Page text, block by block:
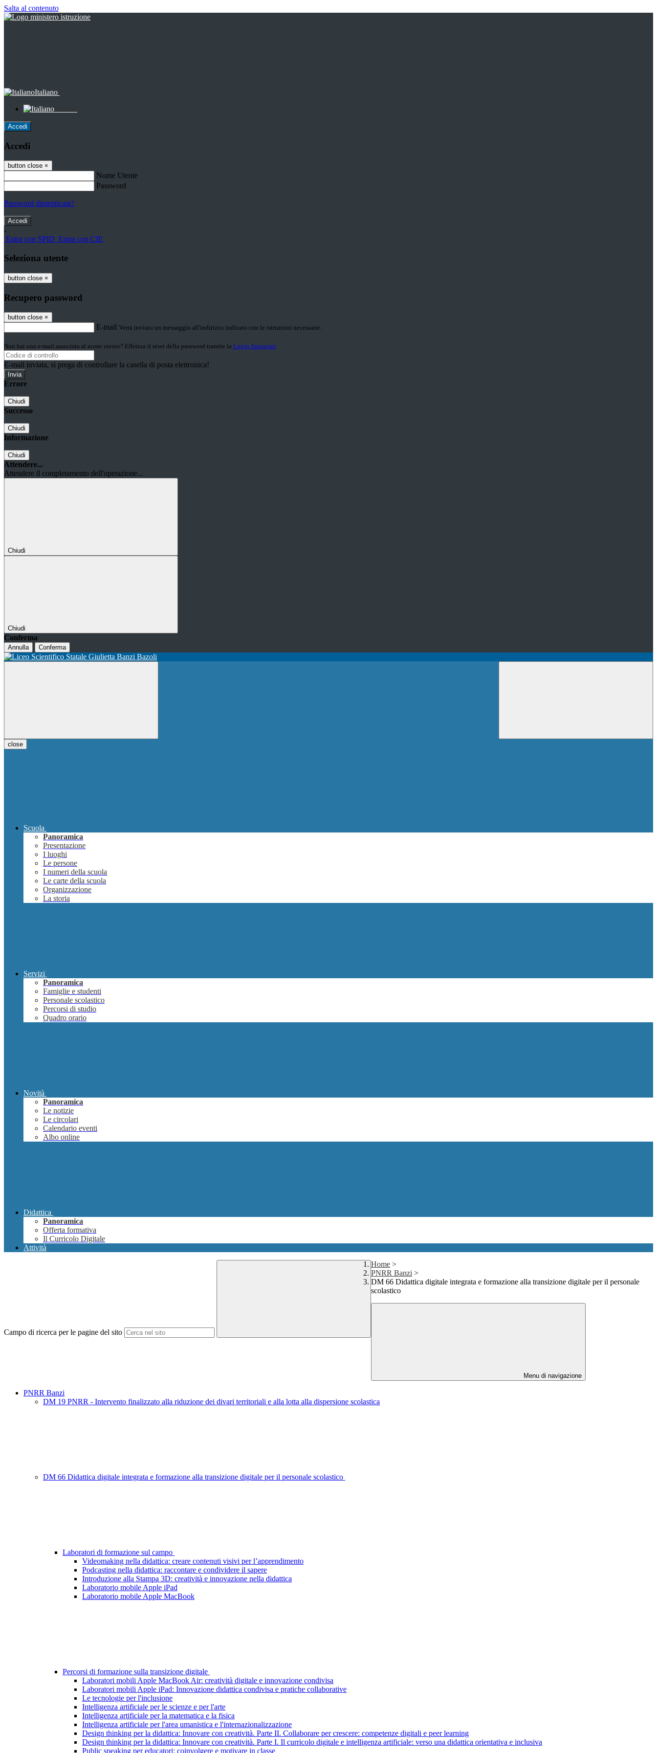
Salta al contenuto
Italiano
Accedi
Accedi
button close ×
Nome Utente
Password
Password dimenticata?
-
Entra con SPID Entra con CIE
Seleziona utente
button close ×
Recupero password
button close ×
E-mail Verrà inviato un messaggio all'indirizzo indicato con le istruzioni necessarie.
Non hai una e-mail associata al nome utente? Effettua il reset della password tramite la Login Spaggiari
E-mail inviata, si prega di controllare la casella di posta elettronica!
Errore
Chiudi
Successo
Chiudi
Informazione
Chiudi
Attendere...
Attendere il completamento dell'operazione...
Chiudi
Chiudi
Conferma
Annulla Conferma
close
Scuola
Panoramica
Presentazione
I luoghi
Le persone
I numeri della scuola
Le carte della scuola
Organizzazione
La storia
Servizi
Panoramica
Famiglie e studenti
Personale scolastico
Percorsi di studio
Quadro orario
Novità
Panoramica
Le notizie
Le circolari
Calendario eventi
Albo online
Didattica
Panoramica
Offerta formativa
Il Curricolo Digitale
Attività
Campo di ricerca per le pagine del sito
Home >
PNRR Banzi >
DM 66 Didattica digitale integrata e formazione alla transizione digitale per il personale
scolastico
Menu di navigazione
PNRR Banzi
DM 19 PNRR - Intervento finalizzato alla riduzione dei divari territoriali e alla lotta alla dispersione scolastica
DM 66 Didattica digitale integrata e formazione alla transizione digitale per il personale scolastico
Laboratori di formazione sul campo
Videomaking nella didattica: creare contenuti visivi per l’apprendimento
Podcasting nella didattica: raccontare e condividere il sapere
Introduzione alla Stampa 3D: creatività e innovazione nella didattica
Laboratorio mobile Apple iPad
Laboratorio mobile Apple MacBook
Percorsi di formazione sulla transizione digitale
Laboratori mobili Apple MacBook Air: creatività digitale e innovazione condivisa
Laboratori mobili Apple iPad: Innovazione didattica condivisa e pratiche collaborative
Le tecnologie per l'inclusione
Intelligenza artificiale per le scienze e per l'arte
Intelligenza artificiale per la matematica e la fisica
Intelligenza artificiale per l'area umanistica e l'internazionalizzazione
Design thinking per la didattica: Innovare con creatività. Parte II. Collaborare per crescere: competenze digitali e peer learning
Design thinking per la didattica: Innovare con creatività. Parte I. Il curricolo digitale e intelligenza artificiale: verso una didattica orientativa e inclusiva
Public speaking per educatori: coinvolgere e motivare in classe